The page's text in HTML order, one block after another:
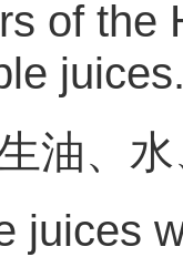
of the
油、
juices